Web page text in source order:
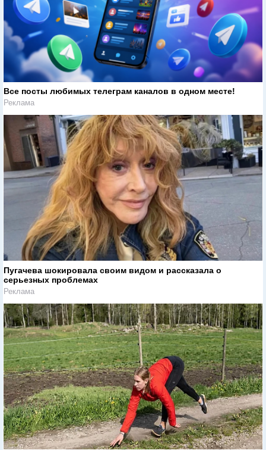
Все посты любимых телеграм каналов в одном месте!
Реклама
Пугачева шокировала своим видом и рассказала о
серьезных проблемах
Реклама